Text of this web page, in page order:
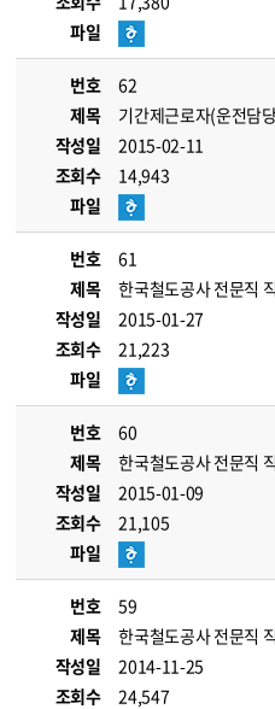
파일
번호
62
제목
기간제근로자(운전담
작성일
2015-02-11
조회수
14,943
파일
번호
61
제목
한국철도공사 전문직
작성일
2015-01-27
조회수
21,223
파일
번호
60
제목
한국철도공사 전문직
작성일
2015-01-09
조회수
21,105
파일
번호
59
제목
한국철도공사 전문직
작성일
2014-11-25
조회수
24,547